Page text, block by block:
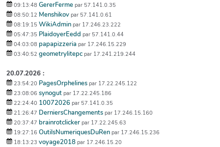
09:13:48 GererFerme par 57.141.0.35
08:50:12 Menshikov par 57.141.0.61
08:19:15 WikiAdmin par 17.246.23.222
05:47:35 PlaidoyerEedd par 57.141.0.44
04:03:08 papapizzeria par 17.246.15.229
03:40:52 geometrylitepc par 17.241.219.244
20.07.2026 :
23:54:20 PagesOrphelines par 17.22.245.122
23:08:06 synogut par 17.22.245.186
22:24:40 10072026 par 57.141.0.35
21:26:47 DerniersChangements par 17.246.15.160
20:37:47 brainrotclicker par 17.22.245.63
19:27:16 OutilsNumeriquesDuRen par 17.246.15.236
18:13:23 voyage2018 par 17.246.15.20